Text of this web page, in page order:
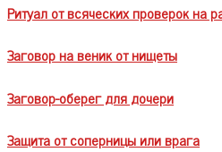
Ритуал от всяческих проверок на
Заговор на веник от нищеты
Заговор-оберег для дочери
Защита от соперницы или врага